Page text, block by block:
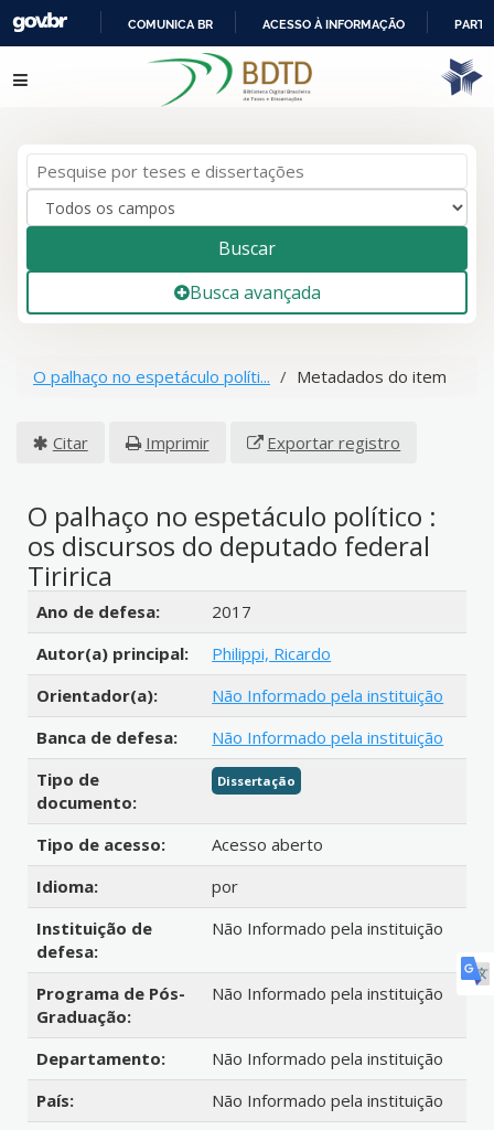
IR
PARA
COMUNICA BR ACESSO À INFORMAÇÃO
Pular para o conteúdo
Buscar
Busca avançada
O palhaço no espetáculo políti... Metadados do item
Citar Imprimir Exportar registro
O palhaço no espetáculo político :
os discursos do deputado federal
Tiririca
Detalhes bibliográficos
Ano de defesa:
2017
Autor(a) principal:
Philippi, Ricardo
Orientador(a):
Não Informado pela instituição
Banca de defesa:
Não Informado pela instituição
Tipo de
documento:
Dissertação
Tipo de acesso:
Acesso aberto
Idioma:
por
Instituição de
defesa:
Não Informado pela instituição
Programa de Pós-
Graduação:
Não Informado pela instituição
Departamento:
Não Informado pela instituição
País:
Não Informado pela instituição